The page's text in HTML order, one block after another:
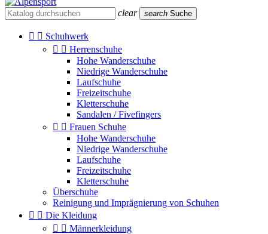
clear search Suche
  Schuhwerk
  Herrenschuhe
Hohe Wanderschuhe
Niedrige Wanderschuhe
Laufschuhe
Freizeitschuhe
Kletterschuhe
Sandalen / Fivefingers
  Frauen Schuhe
Hohe Wanderschuhe
Niedrige Wanderschuhe
Laufschuhe
Freizeitschuhe
Kletterschuhe
Überschuhe
Reinigung und Imprägnierung von Schuhen
  Die Kleidung
  Männerkleidung